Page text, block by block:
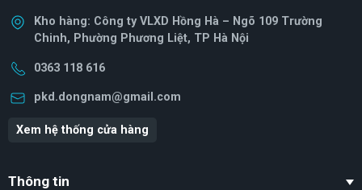
Kho hàng: Công ty VLXD Hồng Hà – Ngõ 109 Trường
Chinh, Phường Phương Liệt, TP Hà Nội
0363 118 616
pkd.dongnam@gmail.com
Xem hệ thống cửa hàng
Thông tin